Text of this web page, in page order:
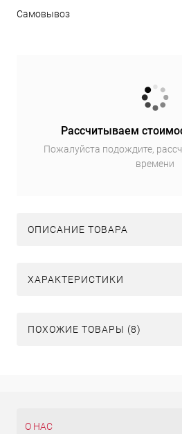
Самовывоз
Рассчитываем
Пожалуйста подождите,
времени
ОПИСАНИЕ ТОВАРА
ХАРАКТЕРИСТИКИ
ПОХОЖИЕ ТОВАРЫ (8)
О НАС